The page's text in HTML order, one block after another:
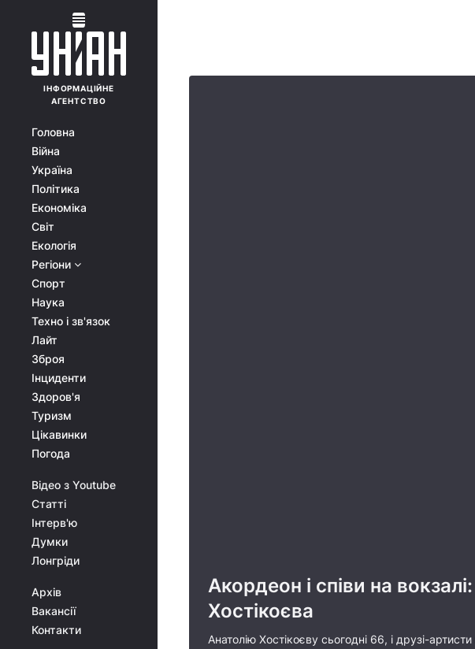
ІНФОРМАЦІЙНЕ
АГЕНТСТВО
Головна
Війна
Україна
Політика
Економіка
Світ
Екологія
Регіони
Спорт
Наука
Техно і зв'язок
Лайт
Зброя
Інциденти
Здоров'я
Туризм
Цікавинки
Погода
Відео з Youtube
Статті
Інтерв'ю
Думки
Лонгріди
Архів
Вакансії
Контакти
Акордеон і співи на
Хостікоєва
Анатолію Хостікоєву сьогодні 66, і друзі-